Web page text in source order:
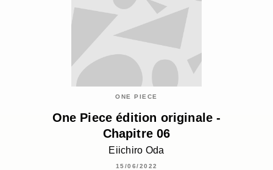
ONE PIECE
One Piece édition originale -
Chapitre 06
Eiichiro Oda
15/06/2022